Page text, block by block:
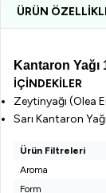
ÜRÜN
Kantaron Yağı
İÇİNDEKİLER
Zeytinyağı (Olea
Sarı Kantaron
Ürün Filtreleri
Aroma
Form